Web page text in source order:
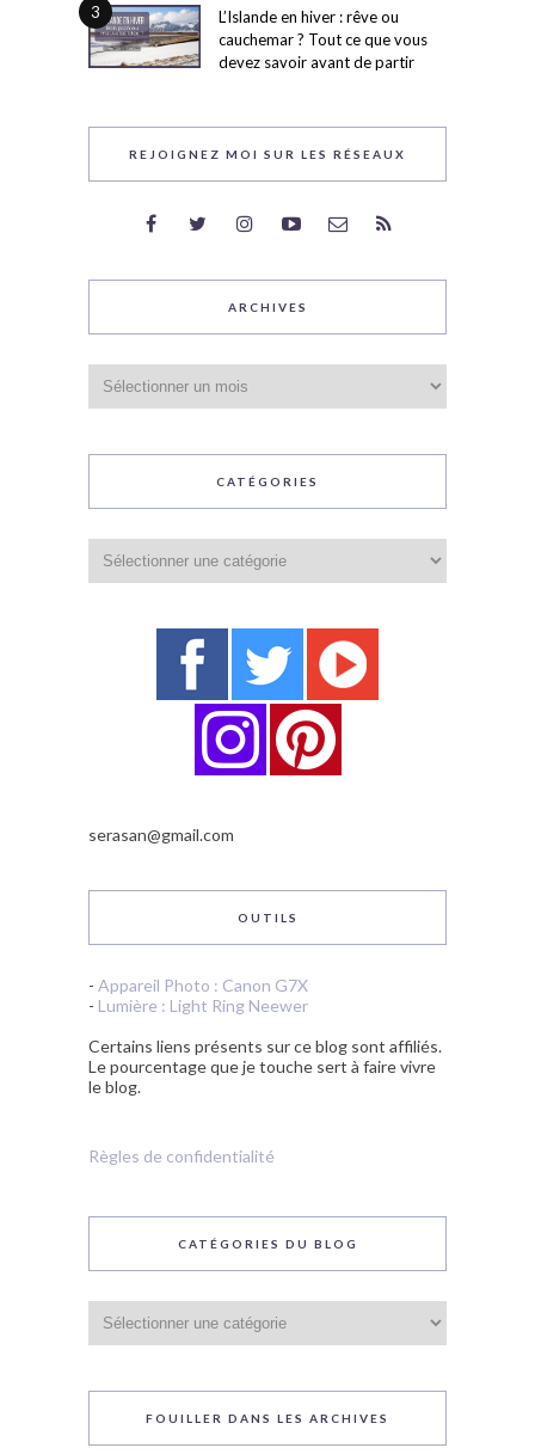
3
L’Islande en hiver : rêve ou
cauchemar ? Tout ce que vous
devez savoir avant de partir
REJOIGNEZ MOI SUR LES RÉSEAUX
ARCHIVES
CATÉGORIES
serasan@gmail.com
OUTILS
- Appareil Photo : Canon G7X
- Lumière : Light Ring Neewer
Certains liens présents sur ce blog sont affiliés.
Le pourcentage que je touche sert à faire vivre
le blog.
Règles de confidentialité
CATÉGORIES DU BLOG
du
blog
FOUILLER DANS LES ARCHIVES